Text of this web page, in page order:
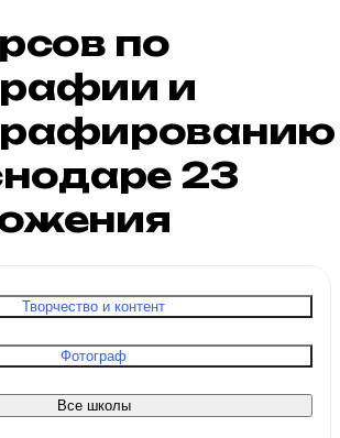
по
и
23
Творчество и контент
Фотограф
Все школы